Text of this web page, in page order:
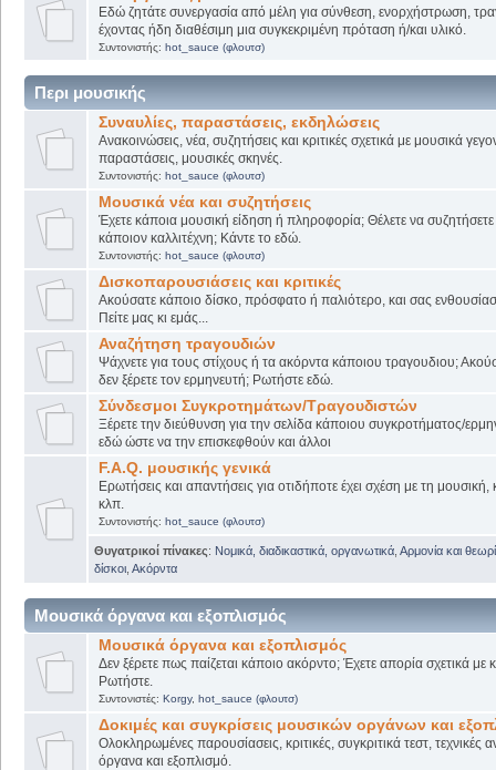
Εδώ ζητάτε συνεργασία από μέλη για σύνθεση, ενορχήστρωση,
έχοντας ήδη διαθέσιμη μια συγκεκριμένη πρόταση ή/και υλικό.
Συντονιστής: hot_sauce (φλουτσ)
Περι μουσικής
Συναυλίες, παραστάσεις, εκδηλώσεις
Ανακοινώσεις, νέα, συζητήσεις και κριτικές σχετικά με μουσικά
παραστάσεις, μουσικές σκηνές.
Συντονιστής: hot_sauce (φλουτσ)
Μουσικά νέα και συζητήσεις
Έχετε κάποια μουσική είδηση ή πληροφορία; Θέλετε να
κάποιον καλλιτέχνη; Κάντε το εδώ.
Συντονιστής: hot_sauce (φλουτσ)
Δισκοπαρουσιάσεις και κριτικές
Ακούσατε κάποιο δίσκο, πρόσφατο ή παλιότερο, και σας
Πείτε μας κι εμάς...
Αναζήτηση τραγουδιών
Ψάχνετε για τους στίχους ή τα ακόρντα κάποιου τραγουδιου;
δεν ξέρετε τον ερμηνευτή; Ρωτήστε εδώ.
Σύνδεσμοι Συγκροτημάτων/Τραγουδιστών
Ξέρετε την διεύθυνση για την σελίδα κάποιου συγκροτήματος/
εδώ ώστε να την επισκεφθούν και άλλοι
F.A.Q. μουσικής γενικά
Ερωτήσεις και απαντήσεις για οτιδήποτε έχει σχέση με τη μουσική,
κλπ.
Συντονιστής: hot_sauce (φλουτσ)
Θυγατρικοί πίνακες: Νομικά, διαδικαστικά, οργανωτικά Αρμονία και
δίσκοι Ακόρντα
Μουσικά όργανα και εξοπλισμός
Μουσικά όργανα και εξοπλισμός
Δεν ξέρετε πως παίζεται κάποιο ακόρντο; Έχετε απορία σχετικά
Ρωτήστε.
Συντονιστές: Korgy, hot_sauce (φλουτσ)
Δοκιμές και συγκρίσεις μουσικών οργάνων και
Ολοκληρωμένες παρουσίασεις, κριτικές, συγκριτικά τεστ, τεχνικές
όργανα και εξοπλισμό.